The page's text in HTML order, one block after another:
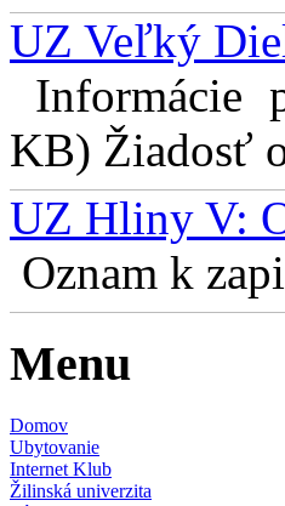
UZ Veľký
Informácie
KB) Žiadosť
UZ Hliny V:
Oznam k
Menu
Domov
Ubytovanie
Internet Klub
Žilinská univerzita